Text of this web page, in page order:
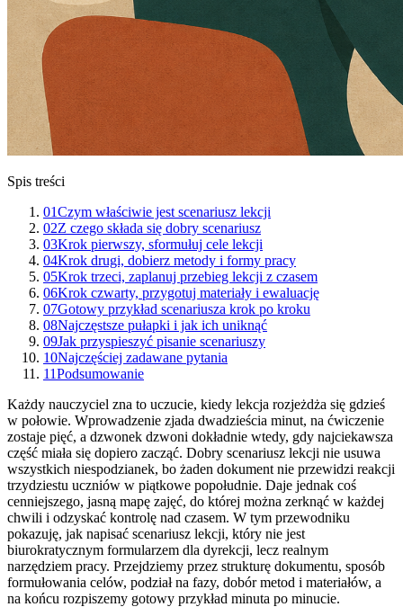
Spis treści
01Czym właściwie jest scenariusz lekcji
02Z czego składa się dobry scenariusz
03Krok pierwszy, sformułuj cele lekcji
04Krok drugi, dobierz metody i formy pracy
05Krok trzeci, zaplanuj przebieg lekcji z czasem
06Krok czwarty, przygotuj materiały i ewaluację
07Gotowy przykład scenariusza krok po kroku
08Najczęstsze pułapki i jak ich uniknąć
09Jak przyspieszyć pisanie scenariuszy
10Najczęściej zadawane pytania
11Podsumowanie
Każdy nauczyciel zna to uczucie, kiedy lekcja rozjeżdża się gdzieś
w połowie. Wprowadzenie zjada dwadzieścia minut, na ćwiczenie
zostaje pięć, a dzwonek dzwoni dokładnie wtedy, gdy najciekawsza
część miała się dopiero zacząć. Dobry scenariusz lekcji nie usuwa
wszystkich niespodzianek, bo żaden dokument nie przewidzi reakcji
trzydziestu uczniów w piątkowe popołudnie. Daje jednak coś
cenniejszego, jasną mapę zajęć, do której można zerknąć w każdej
chwili i odzyskać kontrolę nad czasem. W tym przewodniku
pokazuję, jak napisać scenariusz lekcji, który nie jest
biurokratycznym formularzem dla dyrekcji, lecz realnym
narzędziem pracy. Przejdziemy przez strukturę dokumentu, sposób
formułowania celów, podział na fazy, dobór metod i materiałów, a
na końcu rozpiszemy gotowy przykład minuta po minucie.